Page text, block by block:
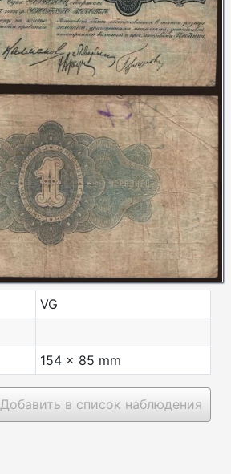
VG
154 x 85 mm
Добавить в список наблюдения